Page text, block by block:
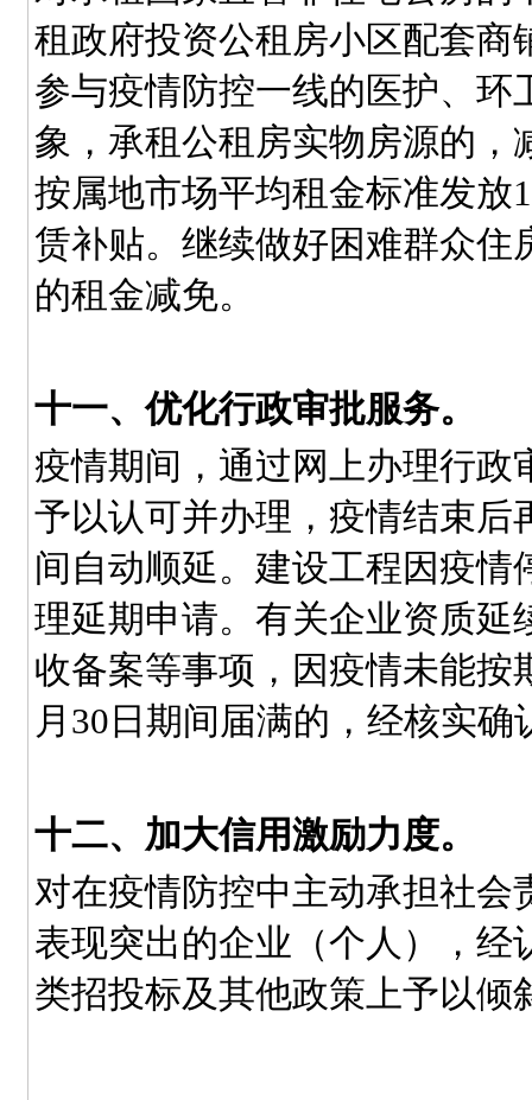
租政府投资公租房小区配套商
参与疫情防控一线的医护、
象，承租公租房实物房源的，
按属地市场平均租金标准发放
赁补贴。继续做好困难群众住
的租金减免。
十一、优化行政审批服务。
疫情期间，通过网上办理行政
予以认可并办理，疫情结束后
间自动顺延。建设工程因疫
理延期申请。有关企业资质延
收备案等事项，因疫情未能按
月30日期间届满的，经核实
十二、加大信用激励力度。
对在疫情防控中主动承担社会
表现突出的企业（个人），
类招投标及其他政策上予以倾